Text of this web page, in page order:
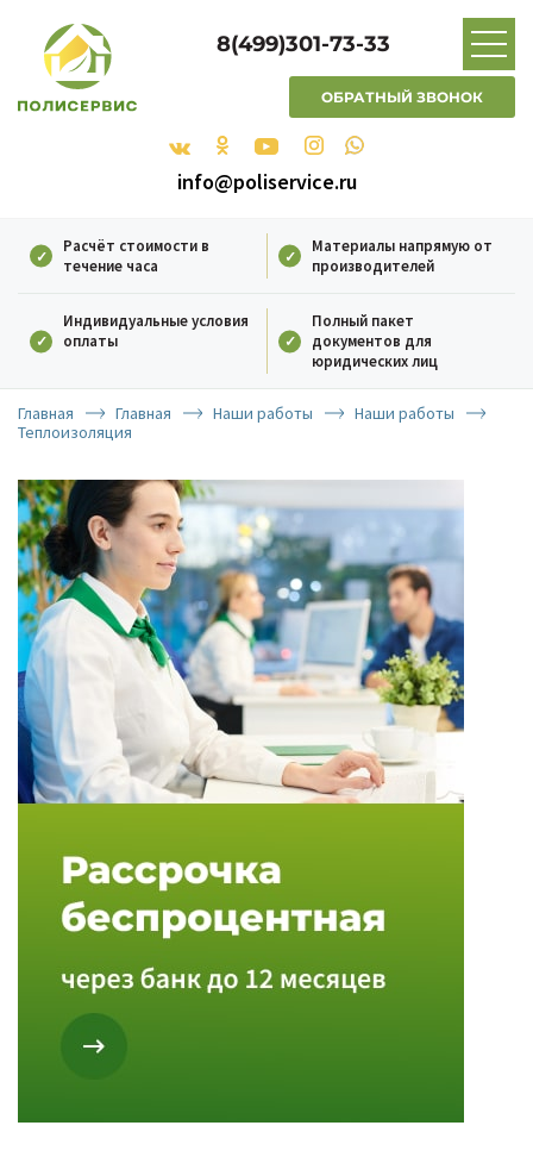
8(499)301-73-33
ОБРАТНЫЙ ЗВОНОК
info@poliservice.ru
Расчёт стоимости в
течение часа
Материалы напрямую от
производителей
Индивидуальные условия
оплаты
Полный пакет
документов для
юридических лиц
Главная Главная Наши работы
Наши работы
Теплоизоляция